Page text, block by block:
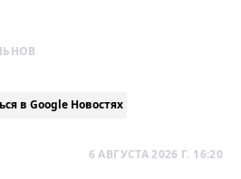
в Google Новостях
6 АВГУСТА 2026 Г. 16:20